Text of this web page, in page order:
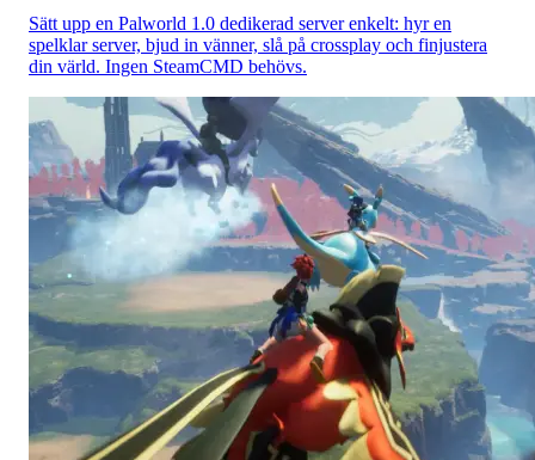
Sätt upp en Palworld 1.0 dedikerad server enkelt: hyr en
spelklar server, bjud in vänner, slå på crossplay och finjustera
din värld. Ingen SteamCMD behövs.